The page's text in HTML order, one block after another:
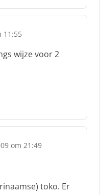
11:55
wijze voor 2
om 21:49
toko. Er